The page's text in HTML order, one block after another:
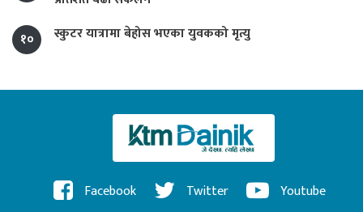
१०
स्कुटर यात्रामा बेहोस भएका युवकको मृत्यु
Facebook Twitter Youtube